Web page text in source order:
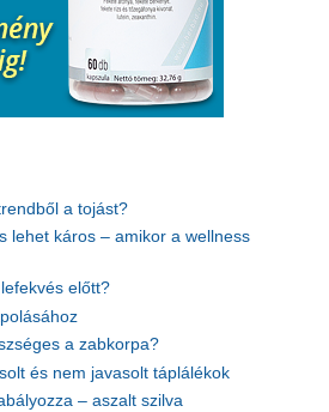
a tojást?
lehet káros – amikor a wellness
előtt?
a zabkorpa?
és nem javasolt táplálékok
– aszalt szilva